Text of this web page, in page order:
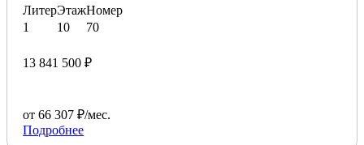
Литер
1
Этаж
10
Номер
70
13 841 500 ₽
от 66 307 ₽/мес.
Подробнее